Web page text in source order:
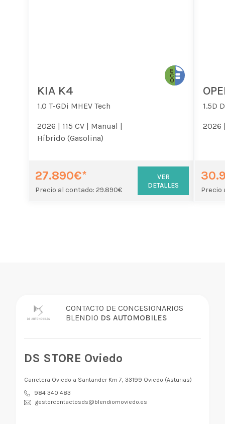
KIA K4
1.0 T-GDi MHEV Tech
2026 | 115 CV |
Manual |
Híbrido (Gasolina)
27.890€*
Precio al contado: 29.890€
VER
DETALLES
1.5D
2026
Precio
CONTACTO DE CONCESIONARIOS
BLENDIO DS AUTOMOBILES
DS STORE Oviedo
Carretera Oviedo a Santander Km 7, 33199 Oviedo (Asturias)
984 340 483
gestorcontactosds@blendiomoviedo.es